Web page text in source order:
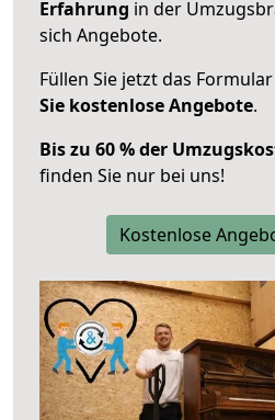
Erfahrung in der
sich Angebote.
Füllen Sie jetzt das
Sie kostenlose Angebote.
Bis zu 60 % der
finden Sie nur bei uns!
Kostenlose